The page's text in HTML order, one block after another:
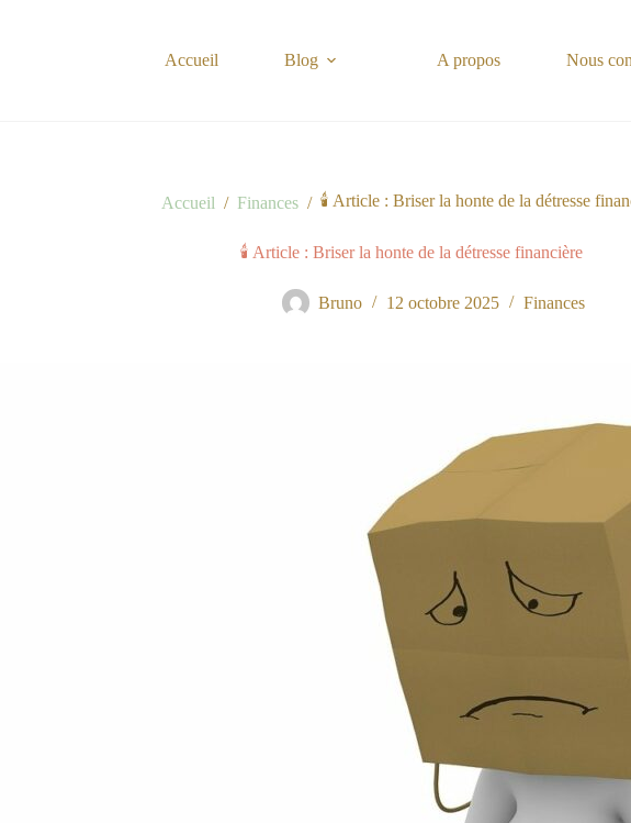
Accueil Blog A propos Nous
Accueil / Finances / 🕯️ Article : Briser la honte de la détresse
🕯️ Article : Briser la honte de la détresse financière
Bruno 12 octobre 2025 Finances